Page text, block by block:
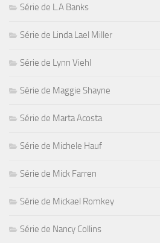
Série de L.A Banks
Série de Linda Lael Miller
Série de Lynn Viehl
Série de Maggie Shayne
Série de Marta Acosta
Série de Michele Hauf
Série de Mick Farren
Série de Mickael Romkey
Série de Nancy Collins